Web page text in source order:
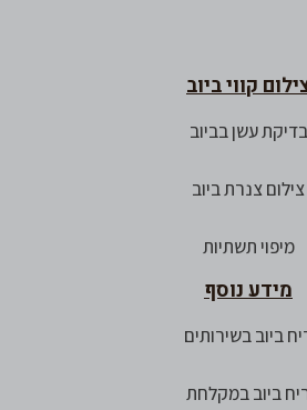
קווי ביוב
בדיקת עשן בביוב
צילום צנרת ביוב
מיפוי תשתיות
מידע נוסף
ביוב בשירותים
ביוב במקלחת